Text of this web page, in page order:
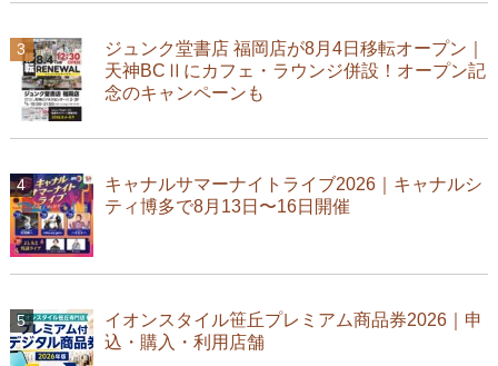
ジュンク堂書店 福岡店が8月4日移転オープン｜
天神BCⅡにカフェ・ラウンジ併設！オープン記
念のキャンペーンも
キャナルサマーナイトライブ2026｜キャナルシ
ティ博多で8月13日〜16日開催
イオンスタイル笹丘プレミアム商品券2026｜申
込・購入・利用店舗